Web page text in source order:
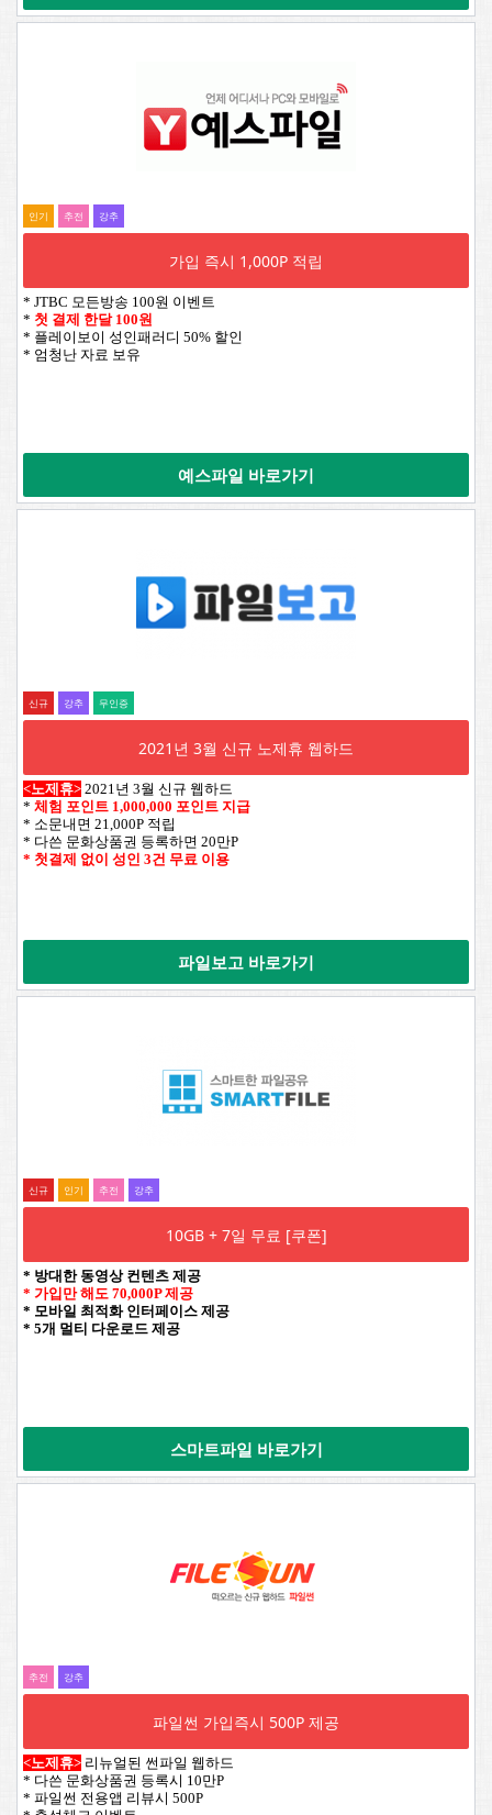
인기 추전 강추
가입 즉시 1,000P 적립
* JTBC 모든방송 100원 이벤트
* 첫 결제 한달 100원
* 플레이보이 성인패러디 50% 할인
* 엄청난 자료 보유
예스파일 바로가기
신규 강추 무인증
2021년 3월 신규 노제휴 웹하드
<노제휴> 2021년 3월 신규 웹하드
* 체험 포인트 1,000,000 포인트 지급
* 소문내면 21,000P 적립
* 다쓴 문화상품권 등록하면 20만P
* 첫결제 없이 성인 3건 무료 이용
파일보고 바로가기
신규 인기 추전 강추
10GB + 7일 무료 [쿠폰]
* 방대한 동영상 컨텐츠 제공
* 가입만 해도 70,000P 제공
* 모바일 최적화 인터페이스 제공
* 5개 멀티 다운로드 제공
스마트파일 바로가기
추전 강추
파일썬 가입즉시 500P 제공
<노제휴> 리뉴얼된 썬파일 웹하드
* 다쓴 문화상품권 등록시 10만P
* 파일썬 전용앱 리뷰시 500P